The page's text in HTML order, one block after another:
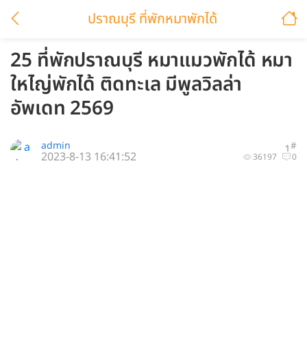
ปราณบุรี ที่พักหมาพักได้
25 ที่พักปราณบุรี หมาแมวพักได้ หมา
ใหไญ่พักได้ ติดทะเล มีพูลวิลล่า
อัพเดท 2569
1#
admin
36197 0
2023-8-13 16:41:52